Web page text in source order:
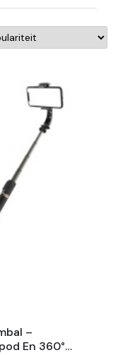
AAN
–
En 360°